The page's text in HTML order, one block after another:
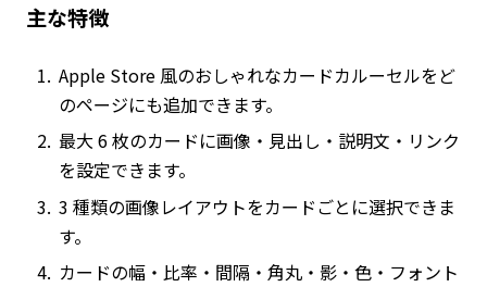
主な特徴
Apple Store 風のおしゃれなカードカルーセルをど
のページにも追加できます。
最大 6 枚のカードに画像・見出し・説明文・リンク
を設定できます。
3 種類の画像レイアウトをカードごとに選択できま
す。
カードの幅・比率・間隔・角丸・影・色・フォント